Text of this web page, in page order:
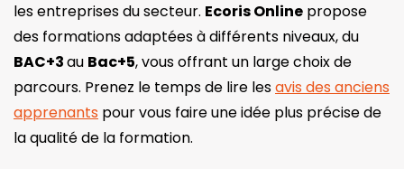
les entreprises du secteur. Ecoris Online propose
des formations adaptées à différents niveaux, du
BAC+3au Bac+5, vous offrant un large choix de
parcours. Prenez le temps de lire lesavis des anciens
apprenants pour vous faire une idée plus précise de
la qualité de la formation.